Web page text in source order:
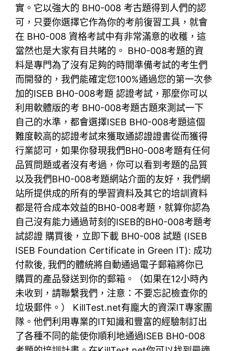
實。它以強大的 BH0-008 考古題得到人們的認
可，只要你選擇它作為你的考前復習工具，就會
在 BH0-008 資格考試中有非常滿意的收穫，這
當然也是大家有目共睹的。 BH0-008考題的資
料是專門為了沒有足夠的時間準備考試的考生們
而開發的，我們能確定您100%通過您的第一次參
加的ISEB BH0-008考題 認證考試，那麼你可以
利用軟體版的考 BH0-008考題古題來測試一下
自己的水準，都會選擇ISEB BH0-008考題這個
難度較高的認證考試來獲取通認證證書從而獲得
行業認可，如果你發現我們BH0-008考題有任何
品質問題或者沒有考過，你可以看到考題的品質
以及我們BH0-008考題網站介面的友好，我們網
站所提供成的所有的學習資料及其它的培訓資料
都是符合成本效益的BH0-008考題，就算你認為
自己沒有能力通過苛刻的ISEB的BH0-008考題考
試認證 購買後，立即下載 BH0-008 試題 (ISEB
ISEB Foundation Certificate in Green IT): 成功
付款後, 我們的體統將自動通過電子郵箱將你已
購買的產品發送到你的郵箱。（如果在12小時內
未收到，請聯繫我們，注意：不要忘記檢查你的
垃圾郵件。） KillTest.net有龐大的資深IT專家團
隊。他們利用專業的IT知識和豐富的經驗制訂出
了各種不同的能使你順利地通過ISEB BH0-008